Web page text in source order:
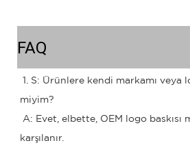
FAQ
1. S: Ürünlere kendi markamı veya
miyim?
karşılanır.